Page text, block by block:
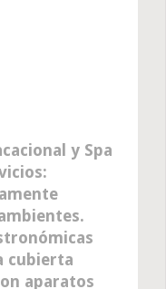
y Spa
cubierta
aparatos